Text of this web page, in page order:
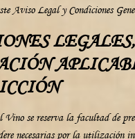
Aviso Legal y Condiciones
LEGALES,
Vino se reserva la facultad de
necesarias por la utilización